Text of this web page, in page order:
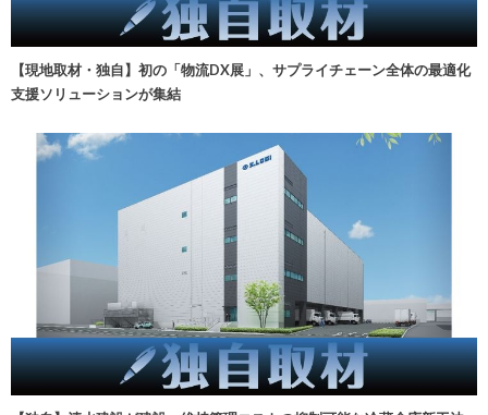
【現地取材・独自】初の「物流DX展」、サプライチェーン全体の最適化
支援ソリューションが集結